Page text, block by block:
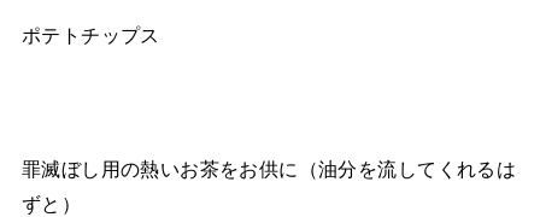
ポテトチップス
罪滅ぼし用の熱いお茶をお供に（油分を流してくれるは
ずと）